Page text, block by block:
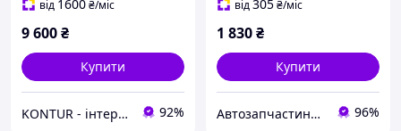
від 1600₴/міс
9 600₴
Купити
KONTUR - інтернет магазин 92%
Україна)
від305₴/міс
1 830₴
Купити
Автозапчастини adamcompani 96%